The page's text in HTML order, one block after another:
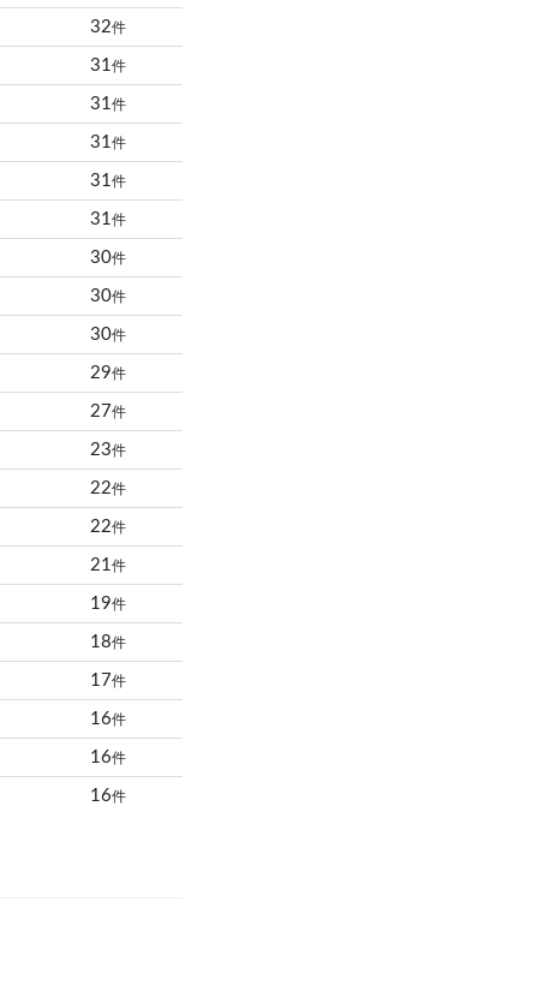
32件
31件
31件
31件
31件
31件
30件
30件
30件
29件
27件
23件
22件
22件
21件
19件
18件
17件
16件
16件
16件